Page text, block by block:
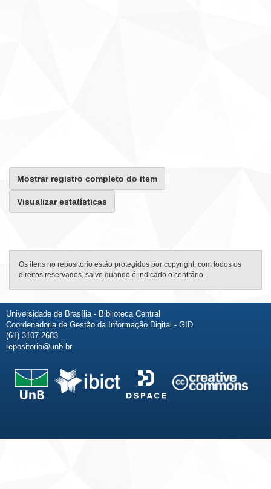
Mostrar registro completo do item
Visualizar estatísticas
Os itens no repositório estão protegidos por copyright, com todos os
direitos reservados, salvo quando é indicado o contrário.
Universidade de Brasília - Biblioteca Central
Coordenadoria de Gestão da Informação Digital - GID
(61) 3107-2683
repositorio@unb.br